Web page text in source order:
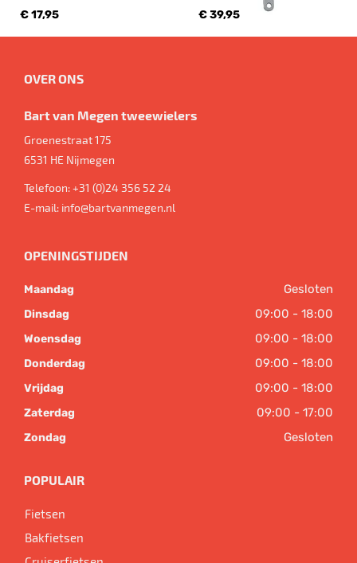
€ 17,95 € 39,95
OVER ONS
Bart van Megen tweewielers
Groenestraat 175
6531 HE Nijmegen
Telefoon:+31 (0)24 356 52 24
E-mail: info@bartvanmegen.nl
OPENINGSTIJDEN
Maandag Gesloten
Dinsdag 09:00 - 18:00
Woensdag 09:00 - 18:00
Donderdag 09:00 - 18:00
Vrijdag 09:00 - 18:00
Zaterdag 09:00 - 17:00
Zondag Gesloten
POPULAIR
Fietsen
Bakfietsen